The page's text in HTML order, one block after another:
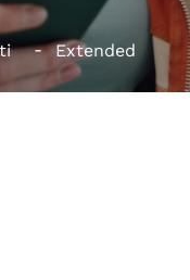
Extended